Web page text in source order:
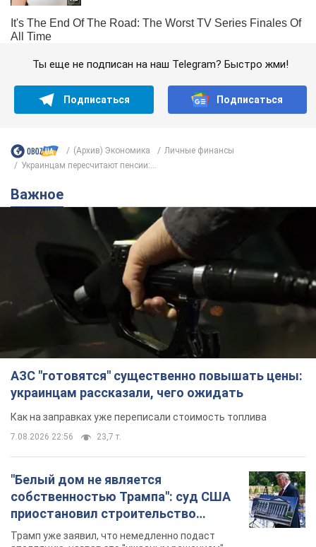
Ты еще не подписан на наш Telegram? Быстро жми!
Подписаться Подписаться
(Архив) Экономика
Личные финансы
Украинцам пересчитают пенсии:...
Важное
АЗС "готовятся" существенно повышать цены:
украинцам рассказали, чего ожидать
Как на заправках уже переписали стоимость топлива
7.08.2026 22:56 23,7 т.
"Белый дом не является
собственностью Трампа": суд США
приостановил строительство
бального зала стоимостью 400 млн
Трамп уже заявил, что немедленно подаст